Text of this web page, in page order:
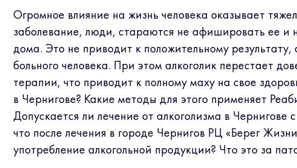
Огромное влияние на жизнь человека оказывает
заболевание, люди, стараются не афишировать ее и
дома. Это не приводит к положительному результату,
больного человека. При этом алкоголик перестает
терапии, что приводит к полному маху на свое
в Чернигове? Какие методы для этого применяет
Допускается ли лечение от алкоголизма в
что после лечения в городе Чернигов РЦ «Берег
употребление алкогольной продукции? Что это за